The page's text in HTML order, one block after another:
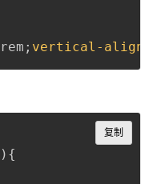
rem ; vertical-align
) {
复制
Copy